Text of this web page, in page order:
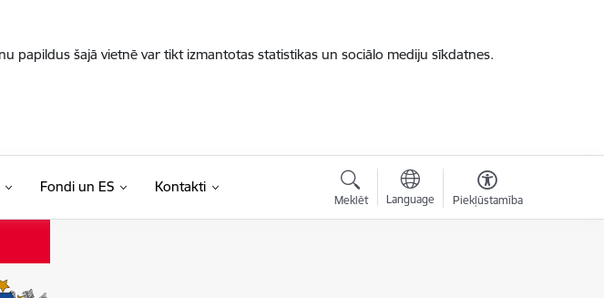
papildus šajā vietnē var tikt izmantotas statistikas un sociālo mediju sīkdatnes.
Fondi un ES Kontakti
Meklēt Language Piekļūstamība